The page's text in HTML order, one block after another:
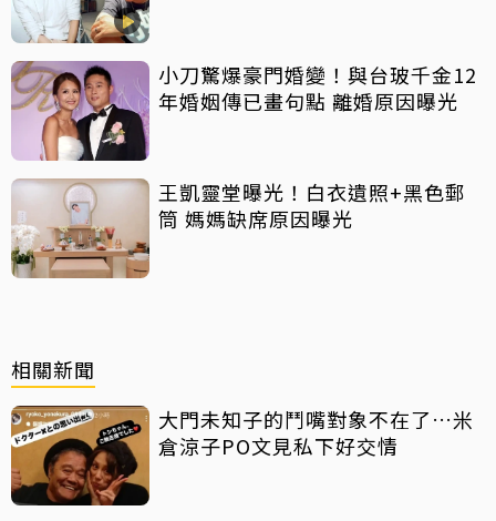
小刀驚爆豪門婚變！與台玻千金12
年婚姻傳已畫句點 離婚原因曝光
王凱靈堂曝光！白衣遺照+黑色郵
筒 媽媽缺席原因曝光
相關新聞
大門未知子的鬥嘴對象不在了…米
倉涼子PO文見私下好交情